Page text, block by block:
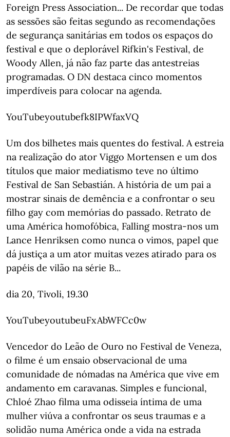
Foreign Press Association... De recordar que todas
as sessões são feitas segundo as recomendações
de segurança sanitárias em todos os espaços do
festival e que o deplorável Rifkin's Festival, de
Woody Allen, já não faz parte das antestreias
programadas. O DN destaca cinco momentos
imperdíveis para colocar na agenda.
YouTubeyoutubefk8IPWfaxVQ
Um dos bilhetes mais quentes do festival. A estreia
na realização do ator Viggo Mortensen e um dos
títulos que maior mediatismo teve no último
Festival de San Sebastián. A história de um pai a
mostrar sinais de demência e a confrontar o seu
filho gay com memórias do passado. Retrato de
uma América homofóbica, Falling mostra-nos um
Lance Henriksen como nunca o vimos, papel que
dá justiça a um ator muitas vezes atirado para os
papéis de vilão na série B...
dia 20, Tivoli, 19.30
YouTubeyoutubeuFxAbWFCc0w
Vencedor do Leão de Ouro no Festival de Veneza,
o filme é um ensaio observacional de uma
comunidade de nómadas na América que vive em
andamento em caravanas. Simples e funcional,
Chloé Zhao filma uma odisseia íntima de uma
mulher viúva a confrontar os seus traumas e a
solidão numa América onde a vida na estrada